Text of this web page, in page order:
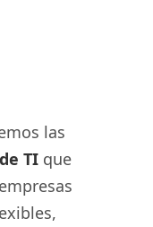
las
TI que